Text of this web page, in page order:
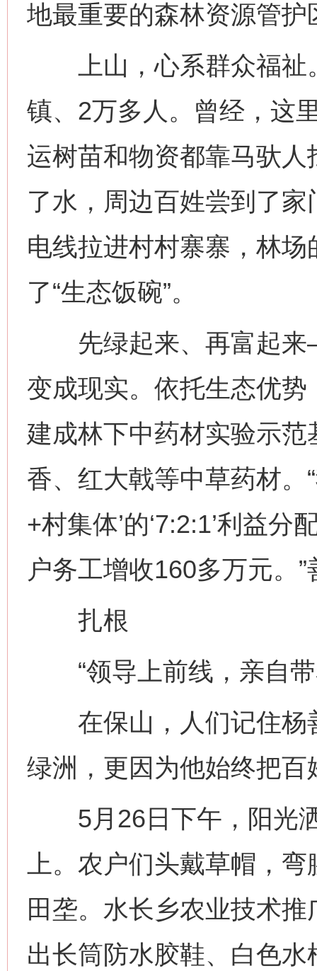
地最重要的森林资源管护
上山，心系群众福祉
镇、2万多人。曾经，这
运树苗和物资都靠马驮
了水，周边百姓尝到了
电线拉进村村寨寨，林
了“生态饭碗”。
先绿起来、再富起来
变成现实。依托生态优
建成林下中药材实验示
香、红大戟等中草药材。
+村集体’的‘7:2:1’利益
户务工增收160多万元。
扎根
“领导上前线，亲自带
在保山，人们记住杨
绿洲，更因为他始终把
5月26日下午，阳光洒
上。农户们头戴草帽，
田垄。水长乡农业技术
出长筒防水胶鞋、白色